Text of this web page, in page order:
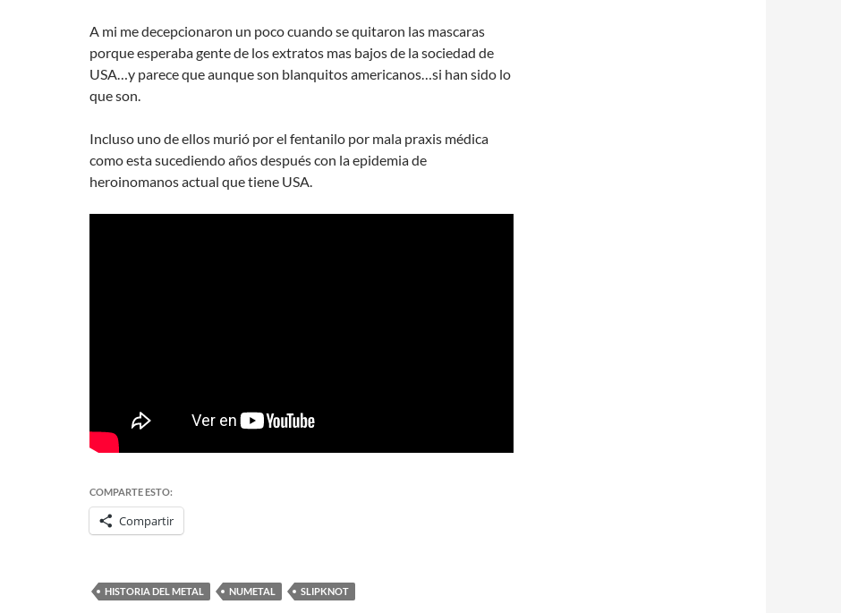
A mi me decepcionaron un poco cuando se quitaron las mascaras
porque esperaba gente de los extratos mas bajos de la sociedad de
USA…y parece que aunque son blanquitos americanos…si han sido lo
que son.
Incluso uno de ellos murió por el fentanilo por mala praxis médica
como esta sucediendo años después con la epidemia de
heroinomanos actual que tiene USA.
COMPARTE ESTO:
Compartir
HISTORIA DEL METAL NUMETAL SLIPKNOT